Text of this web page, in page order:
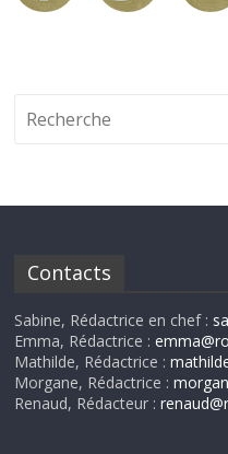
Contacts
Sabine, Rédactrice en chef :
Emma, Rédactrice :
Mathilde, Rédactrice :
Morgane, Rédactrice :
Renaud, Rédacteur :